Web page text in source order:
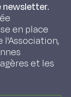
newsletter.
en place
l'Association,
et les